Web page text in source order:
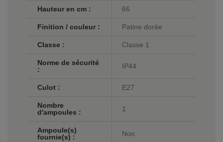
Hauteur en cm : 66
Finition / couleur : Patine dorée
Classe : Classe 1
Norme de sécurité
:
IP44
Culot : E27
Nombre
d'ampoules :
1
Ampoule(s)
fournie(s) :
Non